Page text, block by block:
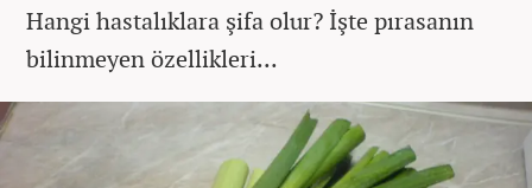
Hangi hastalıklara şifa olur? İşte pırasanın
bilinmeyen özellikleri...